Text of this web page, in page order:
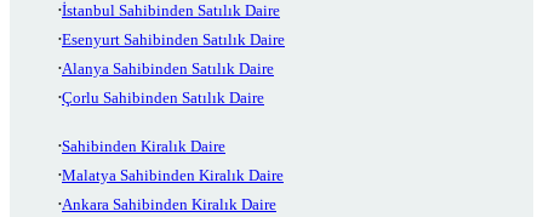
İstanbul Sahibinden Satılık Daire
Esenyurt Sahibinden Satılık Daire
Alanya Sahibinden Satılık Daire
Çorlu Sahibinden Satılık Daire
Sahibinden Kiralık Daire
Malatya Sahibinden Kiralık Daire
Ankara Sahibinden Kiralık Daire